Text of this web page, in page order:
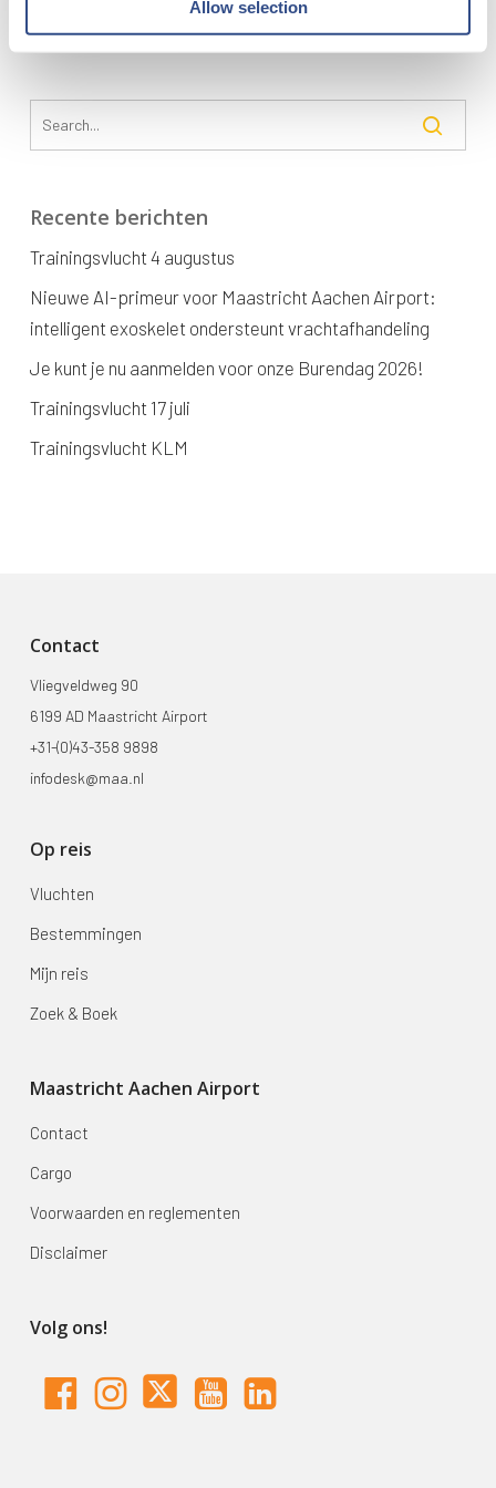
Allow selection
Recente berichten
Trainingsvlucht 4 augustus
Nieuwe AI-primeur voor Maastricht Aachen Airport:
intelligent exoskelet ondersteunt vrachtafhandeling
Je kunt je nu aanmelden voor onze Burendag 2026!
Trainingsvlucht 17 juli
Trainingsvlucht KLM
Contact
Vliegveldweg 90
6199 AD Maastricht Airport
+31-(0)43-358 9898
infodesk@maa.nl
Op reis
Vluchten
Bestemmingen
Mijn reis
Zoek & Boek
Maastricht Aachen Airport
Contact
Cargo
Voorwaarden en reglementen
Disclaimer
Volg ons!